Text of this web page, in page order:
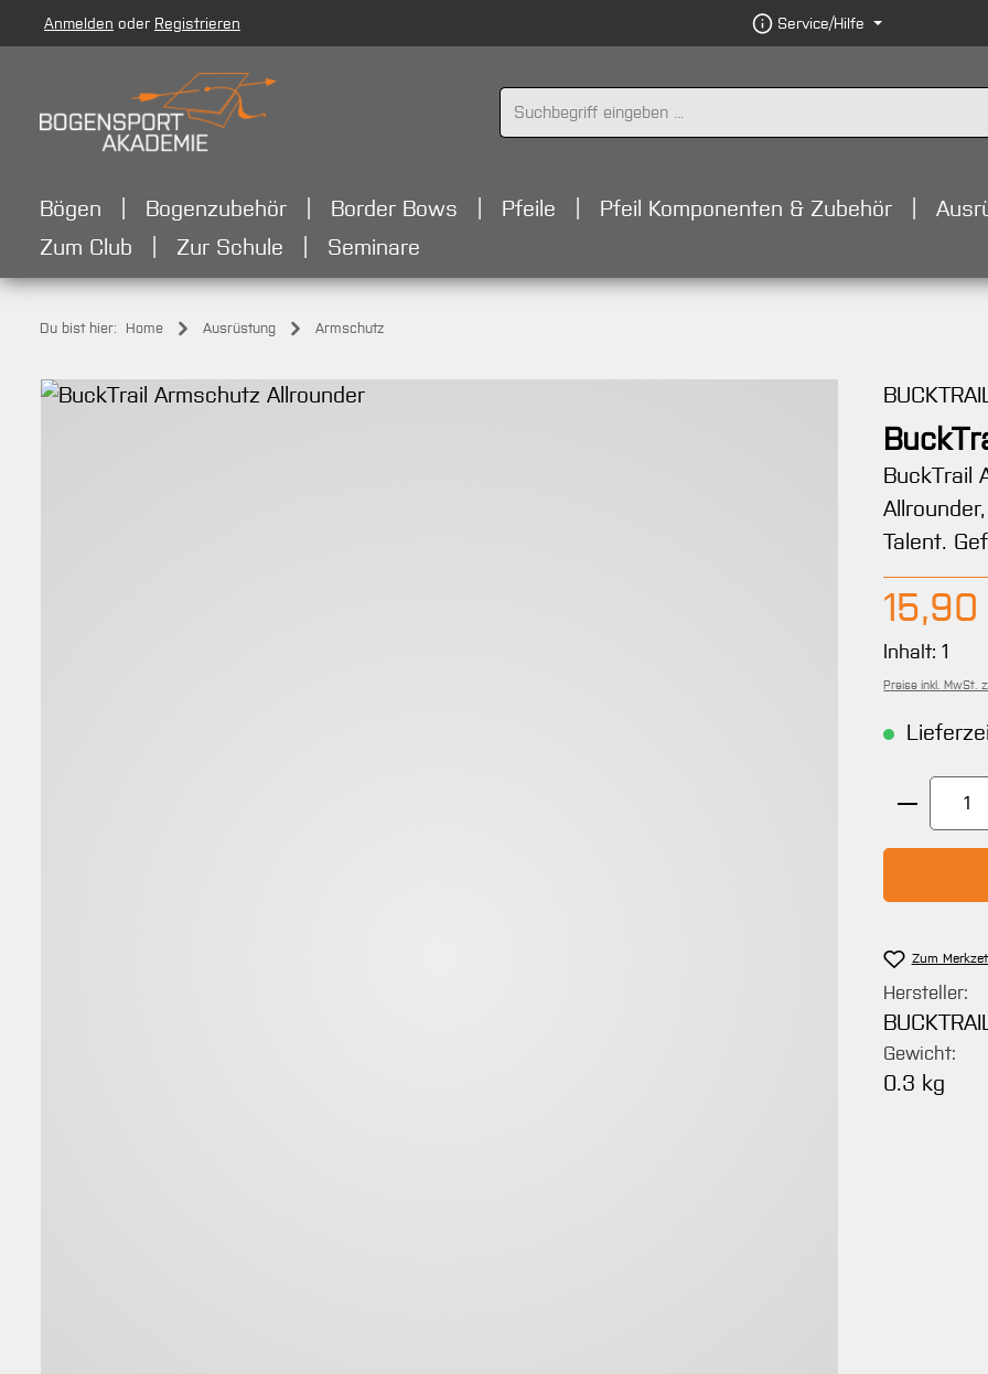
Hauptinhalt springen
Zur Suche springen
Zur Hauptnavigation springen
Anmelden oder Registrieren Service/Hilfe
Bögen Bogenzubehör Border Bows Pfeile Pfeil Komponenten & Zubehör
Zum Club
Zur Schule Seminare
Du bist hier: Home Ausrüstung Armschutz
Bildergalerie überspringen
BuckTrail
Talent.
Regulärer
Inhalt:1
Preise inkl. MwSt.
Zum
Hersteller:
Gewicht:
0.3 kg